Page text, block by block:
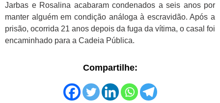
Jarbas e Rosalina acabaram condenados a seis anos por
manter alguém em condição análoga à escravidão. Após a
prisão, ocorrida 21 anos depois da fuga da vítima, o casal foi
encaminhado para a Cadeia Pública.
Compartilhe: